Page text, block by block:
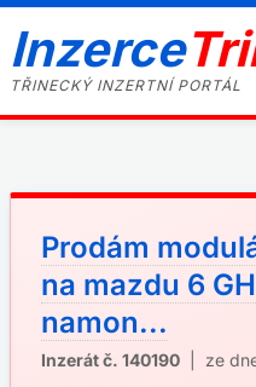
Inzerce
TŘINECKÝ INZERTNÍ PORTÁL
Prodám
na mazdu 6
namon...
Inzerát č. 140190 | ze